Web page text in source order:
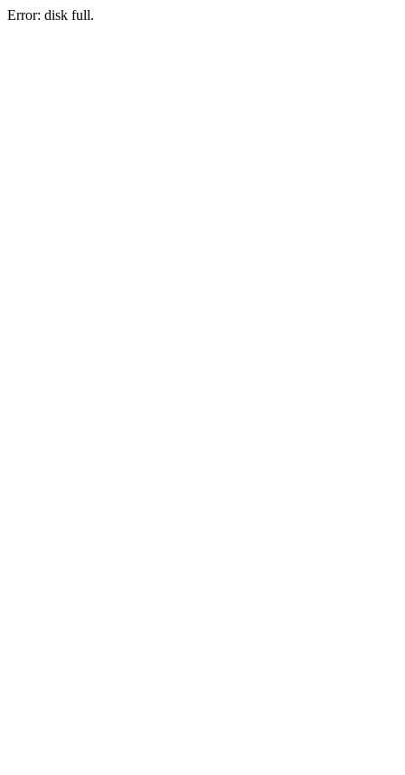
Error: disk full.